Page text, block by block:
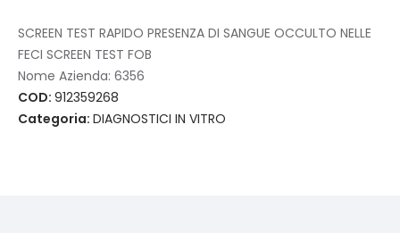
SCREEN TEST RAPIDO PRESENZA DI SANGUE OCCULTO NELLE
FECI SCREEN TEST FOB
Nome Azienda: 6356
COD: 912359268
Categoria: DIAGNOSTICI IN VITRO